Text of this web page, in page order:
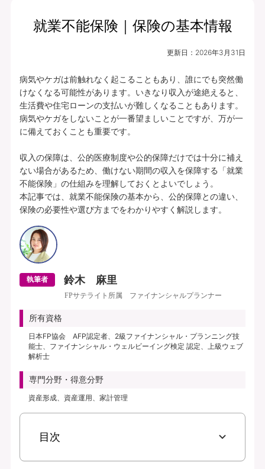
就業不能保険｜保険の基本情報
更新日： 2026年3月31日
病気やケガは前触れなく起こることもあり、誰にでも突然働
けなくなる可能性があります。いきなり収入が途絶えると、
生活費や住宅ローンの支払いが難しくなることもあります。
病気やケガをしないことが一番望ましいことですが、万が一
に備えておくことも重要です。
収入の保障は、公的医療制度や公的保障だけでは十分に補え
ない場合があるため、働けない期間の収入を保障する「就業
不能保険」の仕組みを理解しておくとよいでしょう。
本記事では、就業不能保険の基本から、公的保障との違い、
執筆者 鈴木 麻里
FPサテライト所属 ファイナンシャルプランナー
所有資格
日本FP協会 AFP認定者、2級ファイナンシャル・プランニング技
能士、ファイナンシャル・ウェルビーイング検定 認定、上級ウェブ
解析士
専門分野・得意分野
資産形成、資産運用、家計管理
目次